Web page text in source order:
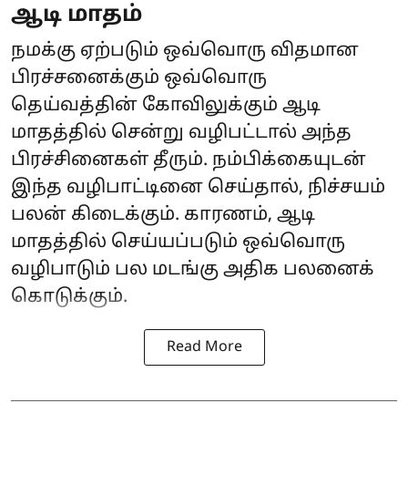
ஆடி மாதம்
நமக்கு ஏற்படும் ஒவ்வொரு விதமான
பிரச்சனைக்கும் ஒவ்வொரு
தெய்வத்தின் கோவிலுக்கும் ஆடி
மாதத்தில் சென்று வழிபட்டால் அந்த
பிரச்சினைகள் தீரும். நம்பிக்கையுடன்
இந்த வழிபாட்டினை செய்தால், நிச்சயம்
பலன் கிடைக்கும். காரணம், ஆடி
மாதத்தில் செய்யப்படும் ஒவ்வொரு
வழிபாடும் பல மடங்கு அதிக பலனைக்
கொடுக்கும்.
Read More